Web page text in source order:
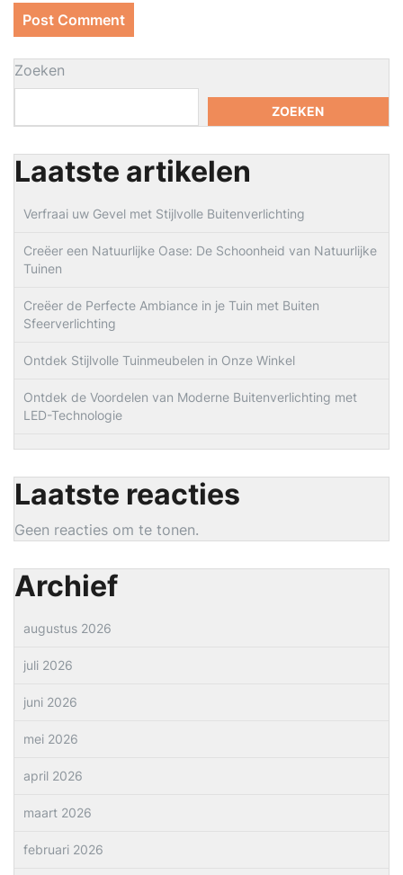
Zoeken
ZOEKEN
Laatste artikelen
Verfraai uw Gevel met Stijlvolle Buitenverlichting
Creëer een Natuurlijke Oase: De Schoonheid van Natuurlijke
Tuinen
Creëer de Perfecte Ambiance in je Tuin met Buiten
Sfeerverlichting
Ontdek Stijlvolle Tuinmeubelen in Onze Winkel
Ontdek de Voordelen van Moderne Buitenverlichting met
LED-Technologie
Laatste reacties
Geen reacties om te tonen.
Archief
augustus 2026
juli 2026
juni 2026
mei 2026
april 2026
maart 2026
februari 2026